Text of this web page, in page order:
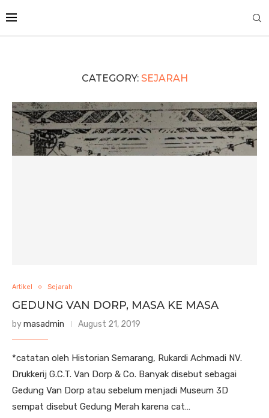
CATEGORY: SEJARAH
Artikel Sejarah
GEDUNG VAN DORP, MASA KE MASA
bymasadmin August 21, 2019
*catatan oleh Historian Semarang, Rukardi Achmadi NV.
Drukkerij G.C.T. Van Dorp & Co. Banyak disebut sebagai
Gedung Van Dorp atau sebelum menjadi Museum 3D
sempat disebut Gedung Merah karena cat…